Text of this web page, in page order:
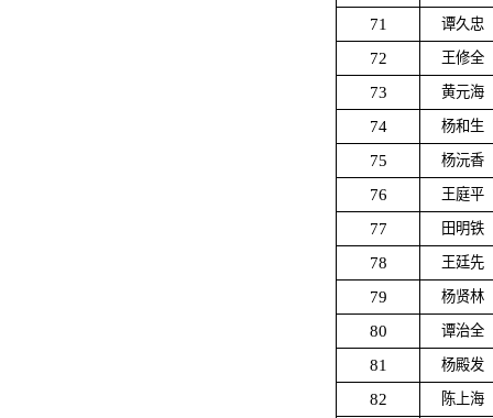
71 谭久忠
72 王修全
73 黄元海
74 杨和生
75 杨沅香
76 王庭平
77 田明铁
78 王廷先
79 杨贤林
80 谭治全
81 杨殿发
82 陈上海